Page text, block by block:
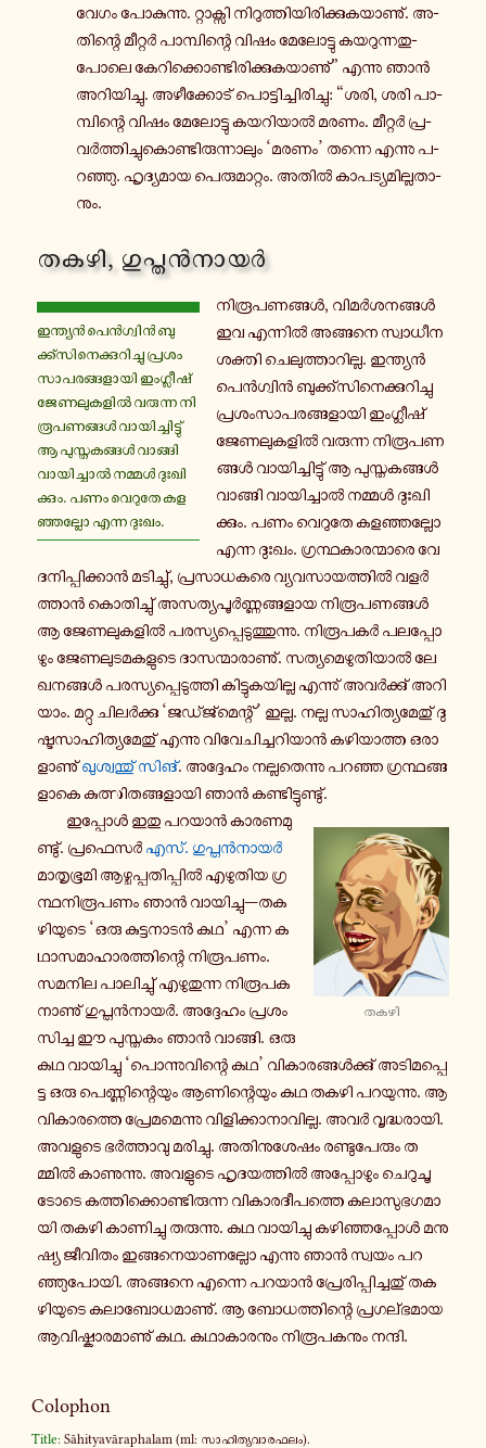
വേഗം പോ­കു­ന്നു. റ്റാ­ക്സി നി­റു­ത്തി­യി­രി­ക്കു­ക­യാ­ണു്. അ­
തി­ന്റെ മീ­റ്റർ പാ­മ്പി­ന്റെ വിഷം മേ­ലോ­ട്ടു ക­യ­റു­ന്ന­തു­
പോ­ലെ കേ­റി­ക്കൊ­ണ്ടി­രി­ക്കു­ക­യാ­ണു്” എന്നു ഞാൻ
അ­റി­യി­ച്ചു. അ­ഴീ­ക്കോ­ട് പൊ­ട്ടി­ച്ചി­രി­ച്ചു: “ശരി, ശരി പാ­
മ്പി­ന്റെ വിഷം മേ­ലോ­ട്ടു ക­യ­റി­യാൽ മരണം. മീ­റ്റർ പ്ര­
വർ­ത്തി­ച്ചു­കൊ­ണ്ടി­രു­ന്നാ­ലും ‘മരണം’ തന്നെ എന്നു പ­
റ­ഞ്ഞു. ഹൃ­ദ്യ­മാ­യ പെ­രു­മാ­റ്റം. അതിൽ കാ­പ­ട്യ­മി­ല്ല­താ­
നും.
തകഴി, ഗു­പ്തൻ­നാ­യർ
ഇ­ന്ത്യൻ പെൻ­ഗ്വിൻ ബു­
ക്ക്സി­നെ­ക്കു­റി­ച്ചു പ്ര­ശം­
സാ­പ­ര­ങ്ങ­ളാ­യി ഇം­ഗ്ലീ­ഷ്
ജേ­ണ­ലു­ക­ളിൽ വ­രു­ന്ന നി­
രൂ­പ­ണ­ങ്ങൾ വാ­യി­ച്ചി­ട്ടു്
ആ പു­സ്ത­ക­ങ്ങൾ വാ­ങ്ങി
വാ­യി­ച്ചാൽ നമ്മൾ ദുഃ­ഖി­
ക്കും. പണം വെ­റു­തേ ക­ള­
ഞ്ഞ­ല്ലോ എന്ന ദുഃഖം.
നി­രൂ­പ­ണ­ങ്ങൾ, വി­മർ­ശ­ന­ങ്ങൾ
ഇവ എ­ന്നിൽ അ­ങ്ങ­നെ സ്വാ­ധീ­ന­
ശ­ക്തി ചെ­ലു­ത്താ­റി­ല്ല. ഇ­ന്ത്യൻ
പെൻ­ഗ്വിൻ ബു­ക്ക്സി­നെ­ക്കു­റി­ച്ചു
പ്ര­ശം­സാ­പ­ര­ങ്ങ­ളാ­യി ഇം­ഗ്ലീ­ഷ്
ജേ­ണ­ലു­ക­ളിൽ വ­രു­ന്ന നി­രൂ­പ­ണ­
ങ്ങൾ വാ­യി­ച്ചി­ട്ടു് ആ പു­സ്ത­ക­ങ്ങൾ
വാ­ങ്ങി വാ­യി­ച്ചാൽ നമ്മൾ ദുഃ­ഖി­
ക്കും. പണം വെ­റു­തേ ക­ള­ഞ്ഞ­ല്ലോ
എന്ന ദുഃഖം. ഗ്ര­ന്ഥ­കാ­ര­ന്മാ­രെ വേ­
ദ­നി­പ്പി­ക്കാൻ മ­ടി­ച്ചു്, പ്ര­സാ­ധ­ക­രെ വ്യ­വ­സാ­യ­ത്തിൽ വ­ളർ­
ത്താൻ കൊ­തി­ച്ചു് അ­സ­ത്യ­പൂർ­ണ്ണ­ങ്ങ­ളാ­യ നി­രൂ­പ­ണ­ങ്ങൾ
ആ ജേ­ണ­ലു­ക­ളിൽ പ­ര­സ്യ­പ്പെ­ടു­ത്തു­ന്നു. നി­രൂ­പ­കർ പ­ല­പ്പോ­
ഴും ജേ­ണ­ലു­ട­മ­ക­ളു­ടെ ദാ­സ­ന്മാ­രാ­ണു്. സ­ത്യ­മെ­ഴു­തി­യാൽ ലേ­
ഖ­ന­ങ്ങൾ പ­ര­സ്യ­പ്പെ­ടു­ത്തി കി­ട്ടു­ക­യി­ല്ല എ­ന്നു് അ­വർ­ക്കു് അ­റി­
യാം. മറ്റു ചി­ലർ­ക്കു ‘ജ­ഡ്ജ്മെ­ന്റ്’ ഇല്ല. നല്ല സാ­ഹി­ത്യ­മേ­തു് ദു­
ഷ്ട­സാ­ഹി­ത്യ­മേ­തു് എന്നു വി­വേ­ചി­ച്ച­റി­യാൻ ക­ഴി­യാ­ത്ത ഒ­രാ­
ളാ­ണു്ഖു­ശ്വ­ന്തു് സിങ്. അ­ദ്ദേ­ഹം ന­ല്ല­തെ­ന്നു പറഞ്ഞ ഗ്ര­ന്ഥ­ങ്ങ­
ളാ­കെ കു­ത്സി­ത­ങ്ങ­ളാ­യി ഞാൻ ക­ണ്ടി­ട്ടു­ണ്ടു്.
തകഴി
ഇ­പ്പോൾ ഇതു പറയാൻ കാ­ര­ണ­മു­
ണ്ടു്. പ്ര­ഫെ­സർ എസ്. ഗു­പ്തൻ­നാ­യർ
മാ­തൃ­ഭൂ­മി ആ­ഴ്ച­പ്പ­തി­പ്പിൽ എ­ഴു­തി­യ ഗ്ര­
ന്ഥ­നി­രൂ­പ­ണം ഞാൻ വാ­യി­ച്ചു—ത­ക­
ഴി­യു­ടെ ‘ഒരു കു­ട്ട­നാ­ടൻ കഥ’ എന്ന ക­
ഥാ­സ­മാ­ഹാ­ര­ത്തി­ന്റെ നി­രൂ­പ­ണം.
സമനില പാ­ലി­ച്ചു് എ­ഴു­തു­ന്ന നി­രൂ­പ­ക­
നാ­ണു് ഗു­പ്തൻ­നാ­യർ. അ­ദ്ദേ­ഹം പ്ര­ശം­
സി­ച്ച ഈ പു­സ്ത­കം ഞാൻ വാ­ങ്ങി. ഒരു
കഥ വാ­യി­ച്ചു ‘പൊ­ന്നു­വി­ന്റെ കഥ’ വി­കാ­ര­ങ്ങൾ­ക്കു് അ­ടി­മ­പ്പെ­
ട്ട ഒരു പെ­ണ്ണി­ന്റെ­യും ആ­ണി­ന്റെ­യും കഥ തകഴി പ­റ­യു­ന്നു. ആ
വി­കാ­ര­ത്തെ പ്രേ­മ­മെ­ന്നു വി­ളി­ക്കാ­നാ­വി­ല്ല. അവർ വൃ­ദ്ധ­രാ­യി.
അ­വ­ളു­ടെ ഭർ­ത്താ­വു മ­രി­ച്ചു. അ­തി­നു­ശേ­ഷം ര­ണ്ടു­പേ­രും ത­
മ്മിൽ കാ­ണു­ന്നു. അ­വ­ളു­ടെ ഹൃ­ദ­യ­ത്തിൽ അ­പ്പോ­ഴും ചെ­റു­ചൂ­
ടോ­ടെ ക­ത്തി­ക്കൊ­ണ്ടി­രു­ന്ന വി­കാ­ര­ദീ­പ­ത്തെ ക­ലാ­സു­ഭ­ഗ­മാ­
യി തകഴി കാ­ണി­ച്ചു ത­രു­ന്നു. കഥ വാ­യി­ച്ചു ക­ഴി­ഞ്ഞ­പ്പോൾ മ­നു­
ഷ്യ ജീ­വി­തം ഇ­ങ്ങ­നെ­യാ­ണ­ല്ലോ എന്നു ഞാൻ സ്വയം പ­റ­
ഞ്ഞു­പോ­യി. അ­ങ്ങ­നെ എന്നെ പറയാൻ പ്രേ­രി­പ്പി­ച്ച­തു് ത­ക­
ഴി­യു­ടെ ക­ലാ­ബോ­ധ­മാ­ണു്. ആ ബോ­ധ­ത്തി­ന്റെ പ്ര­ഗ­ല്ഭ­മാ­യ
ആ­വി­ഷ്കാ­ര­മാ­ണു് കഥ. ക­ഥാ­കാ­ര­നും നി­രൂ­പ­ക­നും നന്ദി.
Colophon
Title: Sāhityavāraphalam (ml: സാ­ഹി­ത്യ­വാ­ര­ഫ­ലം).